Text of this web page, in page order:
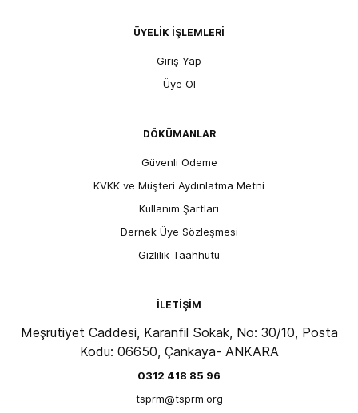
ÜYELİK İŞLEMLERİ
Giriş Yap
Üye Ol
DÖKÜMANLAR
Güvenli Ödeme
KVKK ve Müşteri Aydınlatma Metni
Kullanım Şartları
Dernek Üye Sözleşmesi
Gizlilik Taahhütü
İLETİŞİM
Meşrutiyet Caddesi, Karanfil Sokak, No: 30/10, Posta
Kodu: 06650, Çankaya- ANKARA
0312 418 85 96
tsprm@tsprm.org